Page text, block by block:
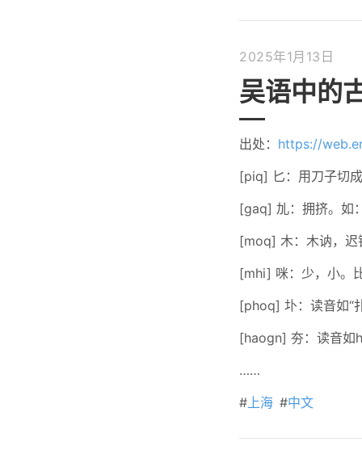
2025年1月13日
吴语中的
出处： https://
[piq] 匕：用刀子切
[gaq] 劜：拥挤。如
[moq] 木：木讷，迟
[mhi] 咪：少，小。
[phoq] 圤：读音如“
[haogn] 夯：读音如
……
# 上海 #中文